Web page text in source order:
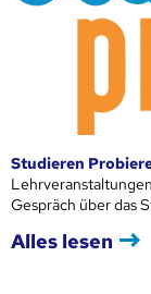
Studieren
Gespräch über das
Alles lesen